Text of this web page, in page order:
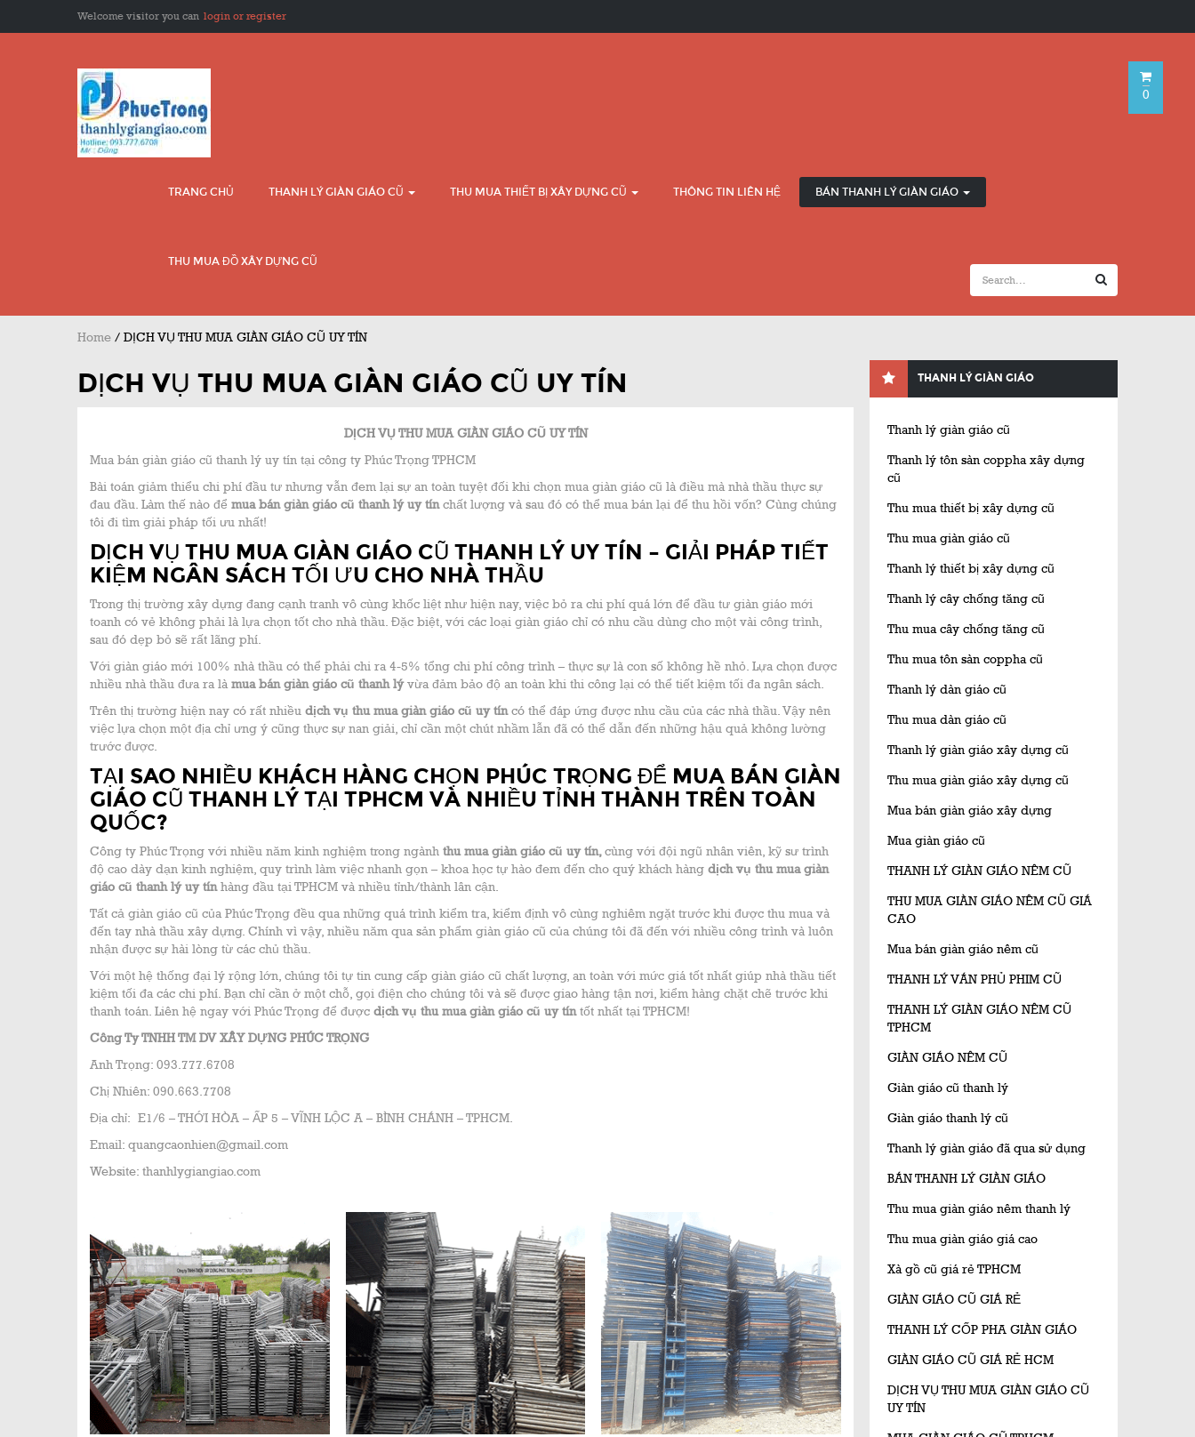
Welcome visitor you can login or register
TRANG CHỦ THANH LÝ GIÀN GIÁO CŨ THU MUA THIẾT BỊ XÂY DỰNG CŨ THÔNG TIN LIÊN HỆ BÁN THANH LÝ GIÀN GIÁO
THU MUA ĐỒ XÂY DỰNG CŨ
0
Home / DỊCH VỤ THU MUA GIÀN GIÁO CŨ UY TÍN
DỊCH VỤ THU MUA GIÀN GIÁO CŨ UY TÍN
DỊCH VỤ THU MUA GIÀN GIÁO CŨ UY TÍN
Mua bán giàn giáo cũ thanh lý uy tín tại công ty Phúc Trọng TPHCM
Bài toán giảm thiểu chi phí đầu tư nhưng vẫn đem lại sự an toàn tuyệt đối khi chọn mua giàn giáo cũ là điều mà nhà thầu thực sự
đau đầu. Làm thế nào để mua bán giàn giáo cũ thanh lý uy tínchất lượng và sau đó có thể mua bán lại để thu hồi vốn? Cùng chúng
tôi đi tìm giải pháp tối ưu nhất!
DỊCH VỤ THU MUA GIÀN GIÁO CŨ THANH LÝ UY TÍN – GIẢI PHÁP TIẾT
KIỆM NGÂN SÁCH TỐI ƯU CHO NHÀ THẦU
Trong thị trường xây dựng đang cạnh tranh vô cùng khốc liệt như hiện nay, việc bỏ ra chi phí quá lớn để đầu tư giàn giáo mới
toanh có vẻ không phải là lựa chọn tốt cho nhà thầu. Đặc biệt, với các loại giàn giáo chỉ có nhu cầu dùng cho một vài công trình,
sau đó dẹp bỏ sẽ rất lãng phí.
Với giàn giáo mới 100% nhà thầu có thể phải chi ra 4-5% tổng chi phí công trình – thực sự là con số không hề nhỏ. Lựa chọn được
nhiều nhà thầu đưa ra làmua bán giàn giáo cũ thanh lývừa đảm bảo độ an toàn khi thi công lại có thể tiết kiệm tối đa ngân sách.
Trên thị trường hiện nay có rất nhiều dịch vụ thu mua giàn giáo cũ uy tíncó thể đáp ứng được nhu cầu của các nhà thầu. Vậy nên
việc lựa chọn một địa chỉ ưng ý cũng thực sự nan giải, chỉ cần một chút nhầm lẫn đã có thể dẫn đến những hậu quả không lường
trước được.
TẠI SAO NHIỀU KHÁCH HÀNG CHỌN PHÚC TRỌNG ĐỂ MUA BÁN GIÀN
GIÁO CŨ THANH LÝ TẠI TPHCM VÀ NHIỀU TỈNH THÀNH TRÊN TOÀN
QUỐC?
Công ty Phúc Trọng với nhiều năm kinh nghiệm trong ngành thu mua giàn giáo cũ uy tín,cùng với đội ngũ nhân viên, kỹ sư trình
độ cao dày dạn kinh nghiệm, quy trình làm việc nhanh gọn – khoa học tự hào đem đến cho quý khách hàng dịch vụ thu mua giàn
giáo cũ thanh lý uy tínhàng đầu tại TPHCM và nhiều tỉnh/thành lân cận.
Tất cả giàn giáo cũ của Phúc Trọng đều qua những quá trình kiểm tra, kiểm định vô cùng nghiêm ngặt trước khi được thu mua và
đến tay nhà thầu xây dựng. Chính vì vậy, nhiều năm qua sản phẩm giàn giáo cũ của chúng tôi đã đến với nhiều công trình và luôn
nhận được sự hài lòng từ các chủ thầu.
Với một hệ thống đại lý rộng lớn, chúng tôi tự tin cung cấp giàn giáo cũ chất lượng, an toàn với mức giá tốt nhất giúp nhà thầu tiết
kiệm tối đa các chi phí. Bạn chỉ cần ở một chỗ, gọi điện cho chúng tôi và sẽ được giao hàng tận nơi, kiểm hàng chặt chẽ trước khi
thanh toán. Liên hệ ngay với Phúc Trọng để được dịch vụ thu mua giàn giáo cũ uy tíntốt nhất tại TPHCM!
Công Ty TNHH TM DV XÂY DỰNG PHÚC TRỌNG
Anh Trọng: 093.777.6708
Chị Nhiên: 090.663.7708
Địa chỉ: E1/6 – THỚI HÒA – ẤP 5 – VĨNH LỘC A – BÌNH CHÁNH – TPHCM.
Email: quangcaonhien@gmail.com
Website: thanhlygiangiao.com
THANH LÝ GIÀN GIÁO
Thanh lý giàn giáo cũ
Thanh lý tôn sàn coppha xây dựng
cũ
Thu mua thiết bị xây dựng cũ
Thu mua giàn giáo cũ
Thanh lý thiết bị xây dựng cũ
Thanh lý cây chống tăng cũ
Thu mua cây chống tăng cũ
Thu mua tôn sàn coppha cũ
Thanh lý dàn giáo cũ
Thu mua dàn giáo cũ
Thanh lý giàn giáo xây dựng cũ
Thu mua giàn giáo xây dựng cũ
Mua bán giàn giáo xây dựng
Mua giàn giáo cũ
THANH LÝ GIÀN GIÁO NÊM CŨ
THU MUA GIÀN GIÁO NÊM CŨ GIÁ
CAO
Mua bán giàn giáo nêm cũ
THANH LÝ VÁN PHỦ PHIM CŨ
THANH LÝ GIÀN GIÁO NÊM CŨ
TPHCM
GIÀN GIÁO NÊM CŨ
Giàn giáo cũ thanh lý
Giàn giáo thanh lý cũ
Thanh lý giàn giáo đã qua sử dụng
BÁN THANH LÝ GIÀN GIÁO
Thu mua giàn giáo nêm thanh lý
Thu mua giàn giáo giá cao
Xà gồ cũ giá rẻ TPHCM
GIÀN GIÁO CŨ GIÁ RẺ
THANH LÝ CỐP PHA GIÀN GIÁO
GIÀN GIÁO CŨ GIÁ RẺ HCM
DỊCH VỤ THU MUA GIÀN GIÁO CŨ
UY TÍN